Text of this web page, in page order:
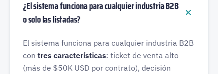
¿El sistema funciona para cualquier industria B2B
o solo las listadas?
El sistema funciona para cualquier industria B2B
con tres características: ticket de venta alto
(más de $50K USD por contrato), decisión